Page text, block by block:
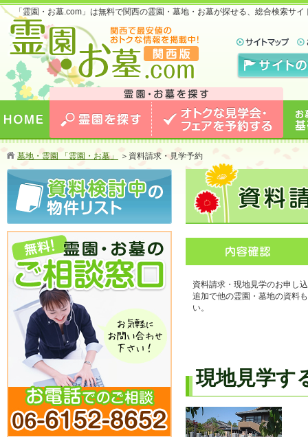
「霊園・お墓.com」は無料で関西の霊園・墓地・お墓が探せる、総合検索サ
お墓のことなら霊園・お墓.com 関西版 関西で
最安値のおトクな情報を掲載中！
する
墓地・霊園 「霊園・お墓」 ＞ 資料請求・見学予約
資料請求・現地見学のお申し
追加で他の霊園・墓地の資料
い。
現地見学す